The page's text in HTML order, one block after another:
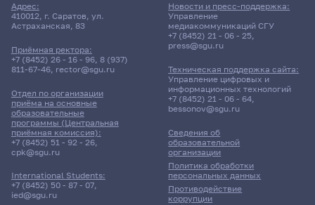
Адрес:
410012, г. Саратов, ул.
Астраханская, 83
Приёмная ректора:
+7 (8452) 26 - 16 - 96, 8 (937)
811-67-46, rector@sgu.ru
Отдел по организации
приёма на основные
образовательные
программы (Центральная
приёмная комиссия):
+7 (8452) 51 - 92 - 26,
cpk@sgu.ru
International Students:
+7 (8452) 50 - 87 - 07,
ied@sgu.ru
Сведения об
образовательной
организации
Политика обработки
персональных данных
Противодействие
коррупции
Новости и пресс-поддержка:
Управление
медиакоммуникаций СГУ
+7 (8452) 21 - 06 - 25,
press@sgu.ru
Техническая поддержка сайта:
Управление цифровых и
информационных технологий
+7 (8452) 21 - 06 - 64,
bessonov@sgu.ru